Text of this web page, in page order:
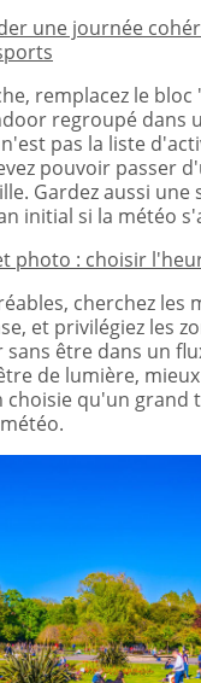
une journée
remplacez le
regroupé dans
pas la liste
pouvoir passer
Gardez aussi une
initial si la météo
photo : choisir
cherchez les
et privilégiez les
être dans un
de lumière,
choisie qu'un grand